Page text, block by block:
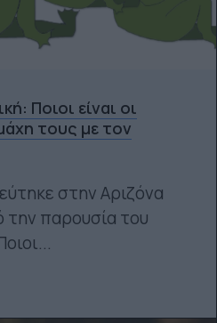
Ποιοι είναι οι
τους με τον
στην Αριζόνα
την παρουσία του